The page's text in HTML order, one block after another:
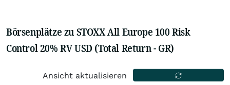
Börsenplätze zu STOXX All Europe 100 Risk
Control 20% RV USD (Total Return - GR)
Ansicht aktualisieren